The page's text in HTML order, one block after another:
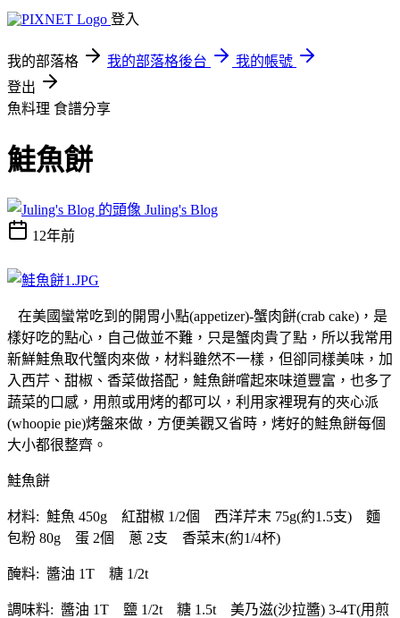
登入
我的部落格 我的部落格後台
我的帳號
登出
魚料理 食譜分享
鮭魚餅
Juling's Blog
12年前
在美國蠻常吃到的開胃小點(appetizer)-蟹肉餅(crab cake)，是
樣好吃的點心，自己做並不難，只是蟹肉貴了點，所以我常用
新鮮鮭魚取代蟹肉來做，材料雖然不一樣，但卻同樣美味，加
入西芹、甜椒、香菜做搭配，鮭魚餅嚐起來味道豐富，也多了
蔬菜的口感，用煎或用烤的都可以，利用家裡現有的夾心派
(whoopie pie)烤盤來做，方便美觀又省時，烤好的鮭魚餅每個
大小都很整齊。
鮭魚餅
材料: 鮭魚 450g 紅甜椒 1/2個 西洋芹末 75g(約1.5支) 麵
包粉 80g 蛋 2個 蔥 2支 香菜末(約1/4杯)
醃料: 醬油 1T 糖 1/2t
調味料: 醬油 1T 鹽 1/2t 糖 1.5t 美乃滋(沙拉醬) 3-4T(用煎